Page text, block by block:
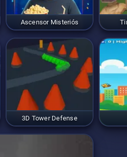
Ascensor Misteriós
3D Tower Defense